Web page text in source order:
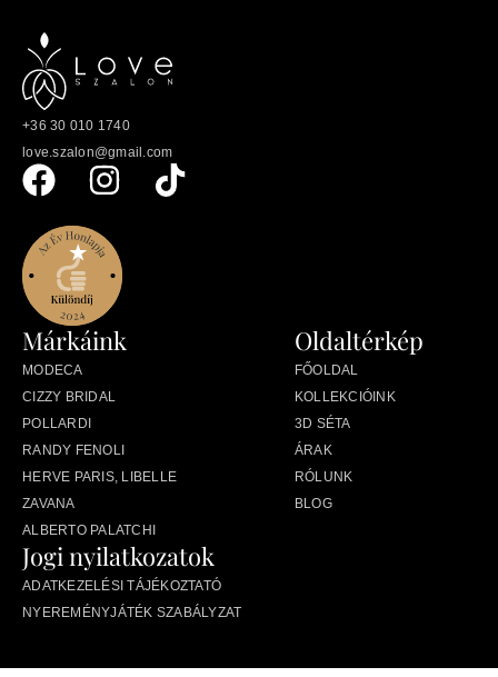
+36 30 010 1740
love.szalon@gmail.com
Oldaltérkép
FŐOLDAL
KOLLEKCIÓINK
3D SÉTA
ÁRAK
RÓLUNK
BLOG
Márkáink
MODECA
CIZZY BRIDAL
POLLARDI
RANDY FENOLI
HERVE PARIS, LIBELLE
ZAVANA
ALBERTO PALATCHI
Jogi nyilatkozatok
ADATKEZELÉSI TÁJÉKOZTATÓ
NYEREMÉNYJÁTÉK SZABÁLYZAT